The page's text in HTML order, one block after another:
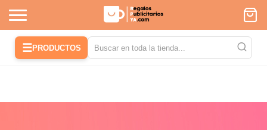
☰PRODUCTOS